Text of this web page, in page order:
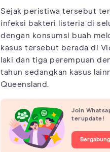
Sejak peristiwa tersebut
infeksi bakteri listeria di
dengan konsumsi buah
kasus tersebut berada di
laki dan tiga perempuan
tahun sedangkan kasus
Queensland.
Join
terupdate!